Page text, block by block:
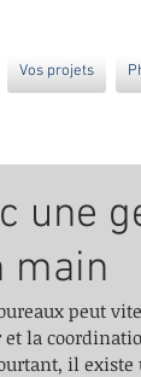
Vos projets
une
main
peut
et la
il